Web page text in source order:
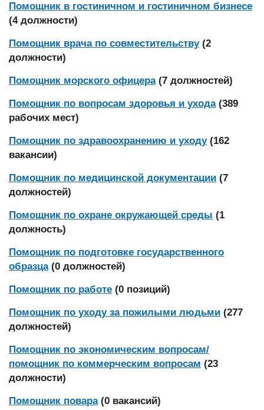
Помощник в гостиничном и гостиничном бизнесе
(4 должности)
Помощник врача по совместительству (2
должности)
Помощник морского офицера (7 должностей)
Помощник по вопросам здоровья и ухода (389
рабочих мест)
Помощник по здравоохранению и уходу (162
вакансии)
Помощник по медицинской документации (7
должностей)
Помощник по охране окружающей среды (1
должность)
Помощник по подготовке государственного
образца (0 должностей)
Помощник по работе (0 позиций)
Помощник по уходу за пожилыми людьми (277
должностей)
Помощник по экономическим вопросам/
помощник по коммерческим вопросам (23
должности)
Помощник повара (0 вакансий)